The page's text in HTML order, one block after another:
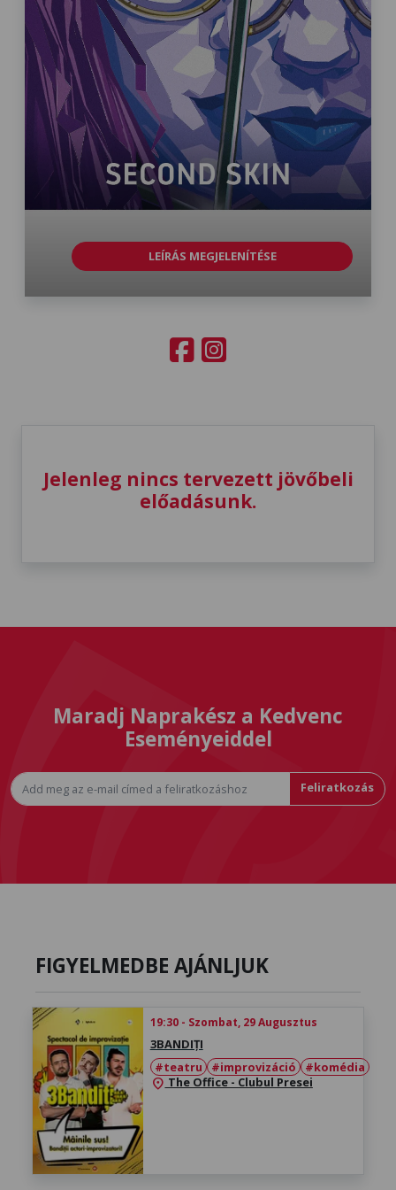
LEÍRÁS MEGJELENÍTÉSE
Jelenleg nincs tervezett jövőbeli
előadásunk.
Maradj Naprakész a Kedvenc
Eseményeiddel
Feliratkozás
FIGYELMEDBE AJÁNLJUK
19:30 - Szombat, 29 Augusztus
3BANDIȚI
#teatru
#improvizáció #komédia
location_on The Office - Clubul Presei